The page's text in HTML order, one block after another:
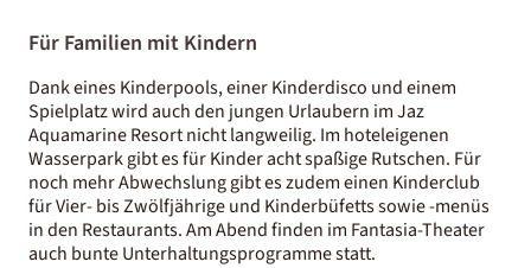
Für Familien mit Kindern
Dank eines Kinderpools, einer Kinderdisco und einem
Spielplatz wird auch den jungen Urlaubern im Jaz
Aquamarine Resort nicht langweilig. Im hoteleigenen
Wasserpark gibt es für Kinder acht spaßige Rutschen. Für
noch mehr Abwechslung gibt es zudem einen Kinderclub
für Vier- bis Zwölfjährige und Kinderbüfetts sowie -menüs
in den Restaurants. Am Abend finden im Fantasia-Theater
auch bunte Unterhaltungsprogramme statt.